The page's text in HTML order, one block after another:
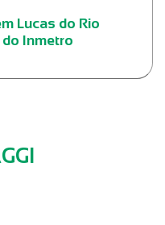
Lucas do Rio
Inmetro